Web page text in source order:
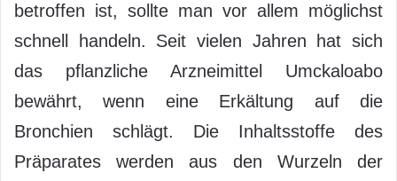
betroffen ist, sollte man vor allem möglichst
schnell handeln. Seit vielen Jahren hat sich
das pflanzliche Arzneimittel Umckaloabo
bewährt, wenn eine Erkältung auf die
Bronchien schlägt. Die Inhaltsstoffe des
Präparates werden aus den Wurzeln der